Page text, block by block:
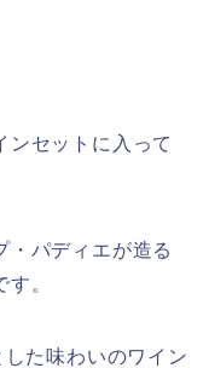
ンセットに入って
・パディエが造る
。
た味わいのワイン